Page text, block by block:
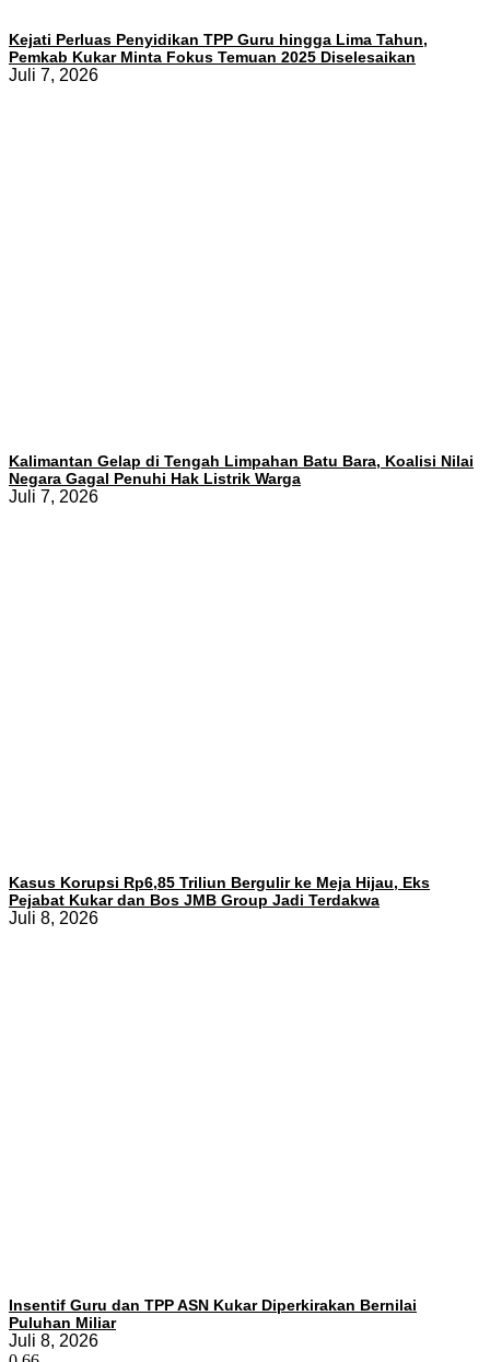
Kejati Perluas Penyidikan TPP Guru hingga Lima Tahun,
Pemkab Kukar Minta Fokus Temuan 2025 Diselesaikan
Juli 7, 2026
Kalimantan Gelap di Tengah Limpahan Batu Bara, Koalisi Nilai
Negara Gagal Penuhi Hak Listrik Warga
Juli 7, 2026
Kasus Korupsi Rp6,85 Triliun Bergulir ke Meja Hijau, Eks
Pejabat Kukar dan Bos JMB Group Jadi Terdakwa
Juli 8, 2026
Insentif Guru dan TPP ASN Kukar Diperkirakan Bernilai
Puluhan Miliar
Juli 8, 2026